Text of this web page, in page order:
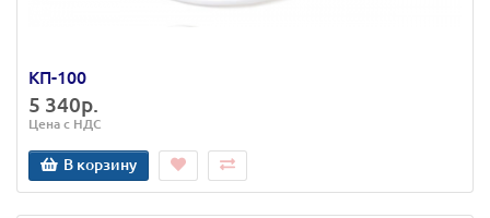
КП-100
5 340р.
Цена с НДС
В корзину